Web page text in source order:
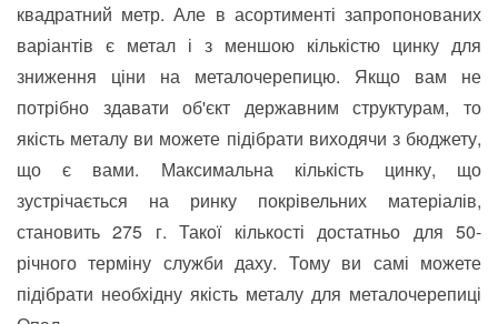
квадратний метр. Але в асортименті запропонованих
варіантів є метал і з меншою кількістю цинку для
зниження ціни на металочерепицю. Якщо вам не
потрібно здавати об'єкт державним структурам, то
якість металу ви можете підібрати виходячи з бюджету,
що є вами. Максимальна кількість цинку, що
зустрічається на ринку покрівельних матеріалів,
становить 275 г. Такої кількості достатньо для 50-
річного терміну служби даху. Тому ви самі можете
підібрати необхідну якість металу для металочерепиці